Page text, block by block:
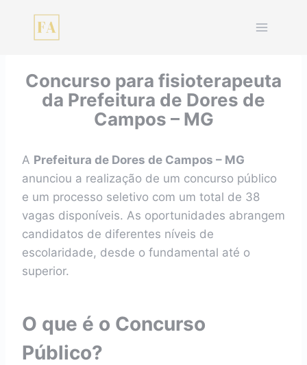
Concurso para fisioterapeuta
da Prefeitura de Dores de
Campos – MG
A Prefeitura de Dores de Campos – MG
anunciou a realização de um concurso público
e um processo seletivo com um total de 38
vagas disponíveis. As oportunidades abrangem
candidatos de diferentes níveis de
escolaridade, desde o fundamental até o
superior.
O que é o Concurso
Público?